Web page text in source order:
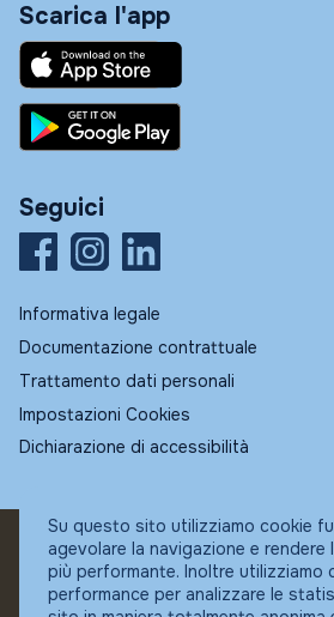
Scarica l'app
Seguici
Informativa legale
Documentazione contrattuale
Trattamento dati personali
Impostazioni Cookies
Dichiarazione di accessibilità
© Fundstore
Collocatore autorizzato:
Banca Ifigest SpA
Su questo sito utilizziamo cookie
agevolare la navigazione e
più performante. Inoltre utilizziamo
performance per analizzare le